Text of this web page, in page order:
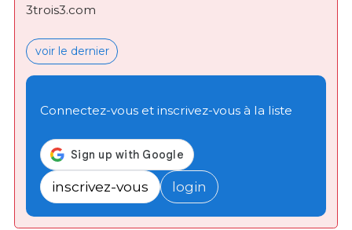
3trois3.com
voir le dernier
Connectez-vous et inscrivez-vous à la liste
inscrivez-vous login